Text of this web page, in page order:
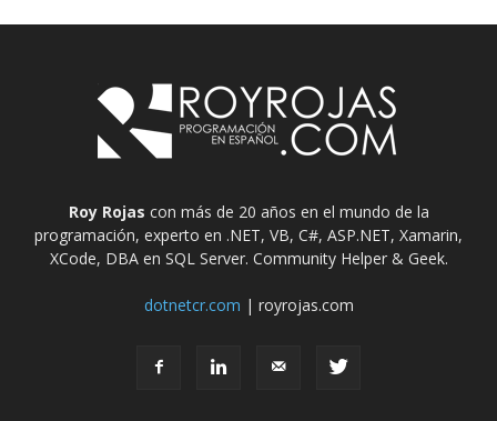
Roy Rojas con más de 20 años en el mundo de la
programación, experto en .NET, VB, C#, ASP.NET, Xamarin,
XCode, DBA en SQL Server. Community Helper & Geek.
dotnetcr.com | royrojas.com